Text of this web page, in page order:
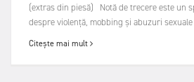
(extras din piesă) Notă de trecere este un
despre violență, mobbing și abuzuri
Citește mai mult